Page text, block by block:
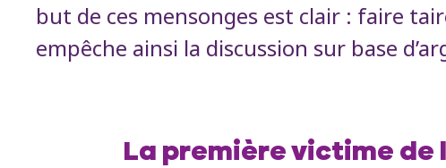
but de ces mensonges est clair : faire
empêche ainsi la discussion sur base
La première victime